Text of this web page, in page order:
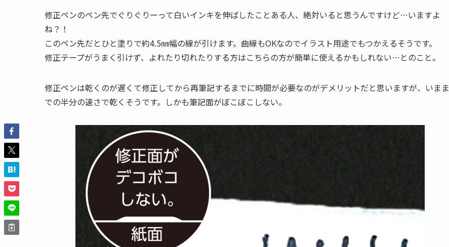
修正ペンのペン先でぐりぐりーって白いインキを伸ばしたことある人、絶対いると思うんですけど…いますよ
ね？！
このペン先だとひと塗りで約4.5㎜幅の線が引けます。曲線もOKなのでイラスト用途でもつかえるそうです。
修正テープがうまく引けず、よれたり切れたりする方はこちらの方が簡単に使えるかもしれない…とのこと。
修正ペンは乾くのが遅くて修正してから再筆記するまでに時間が必要なのがデメリットだと思いますが、いまま
での半分の速さで乾くそうです。しかも筆記面がぼこぼこしない。